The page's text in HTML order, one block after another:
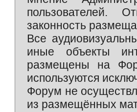
пользователей.
законность
Все
иные объекты
размещены на
используются
Форум не
из размещённых